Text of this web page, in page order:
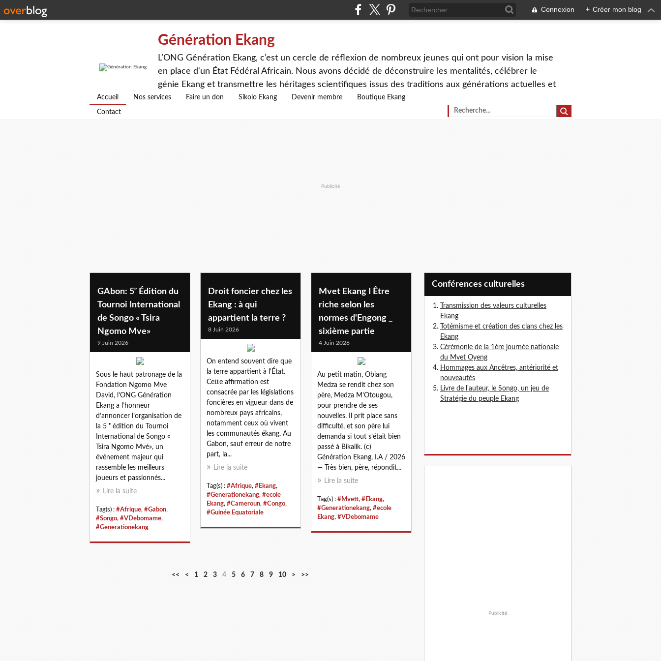
Connexion + Créer mon blog
Génération Ekang
L’ONG Génération Ekang, c’est un cercle de réflexion de nombreux jeunes qui ont pour vision la mise
en place d'un État Fédéral Africain. Nous avons décidé de déconstruire les mentalités, célébrer le
génie Ekang et transmettre les héritages scientifiques issus des traditions aux générations actuelles et
avenirs.
Accueil Nos services Faire un don Sikolo Ekang Devenir membre Boutique Ekang
Contact
Publicité
GAbon: 5ᵉ Édition du
Tournoi International
de Songo « Tsira
Ngomo Mve»
9 Juin 2026
Sous le haut patronage de la
Fondation Ngomo Mve
David, l’ONG Génération
Ekang a l’honneur
d’annoncer l’organisation de
la 5 ᵉ édition du Tournoi
International de Songo «
Tsira Ngomo Mvé», un
événement majeur qui
rassemble les meilleurs
joueurs et passionnés...
Lire la suite
Tag(s) : #Afrique, #Gabon,
#Songo, #VDebomame,
#Generationekang
Droit foncier chez les
Ekang : à qui
appartient la terre ?
8 Juin 2026
On entend souvent dire que
la terre appartient à l'État.
Cette affirmation est
consacrée par les législations
foncières en vigueur dans de
nombreux pays africains,
notamment ceux où vivent
les communautés ékang. Au
Gabon, sauf erreur de notre
part, la...
Lire la suite
Tag(s) : #Afrique, #Ekang,
#Generationekang, #ecole
Ekang, #Cameroun, #Congo,
#Guinée Equatoriale
Mvet Ekang I Être
riche selon les
normes d'Engong _
sixième partie
4 Juin 2026
Au petit matin, Obiang
Medza se rendit chez son
père, Medza M’Otougou,
pour prendre de ses
nouvelles. Il prit place sans
difficulté, et son père lui
demanda si tout s’était bien
passé à Bikalik. (c)
Génération Ekang, I.A / 2026
— Très bien, père, répondit...
Lire la suite
Tag(s) : #Mvett, #Ekang,
#Generationekang, #ecole
Ekang, #VDebomame
<< < 1 2 3 4 5 6 7 8 9 10
2
3
4
5
6
7
8
9
1
2
> >>
Conférences culturelles
Transmission des valeurs culturelles
Ekang
Totémisme et création des clans chez les
Ekang
Cérémonie de la 1ère journée nationale
du Mvet Oyeng
Hommages aux Ancêtres, antériorité et
nouveautés
Livre de l'auteur, le Songo, un jeu de
Stratégie du peuple Ekang
Publicité